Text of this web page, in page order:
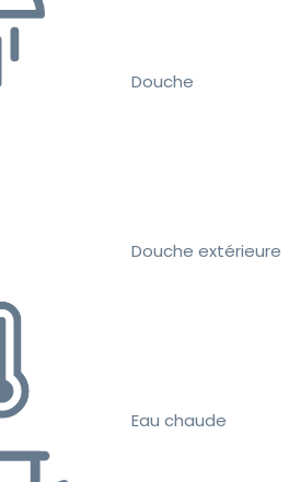
Douche
Douche extérieure
Eau chaude